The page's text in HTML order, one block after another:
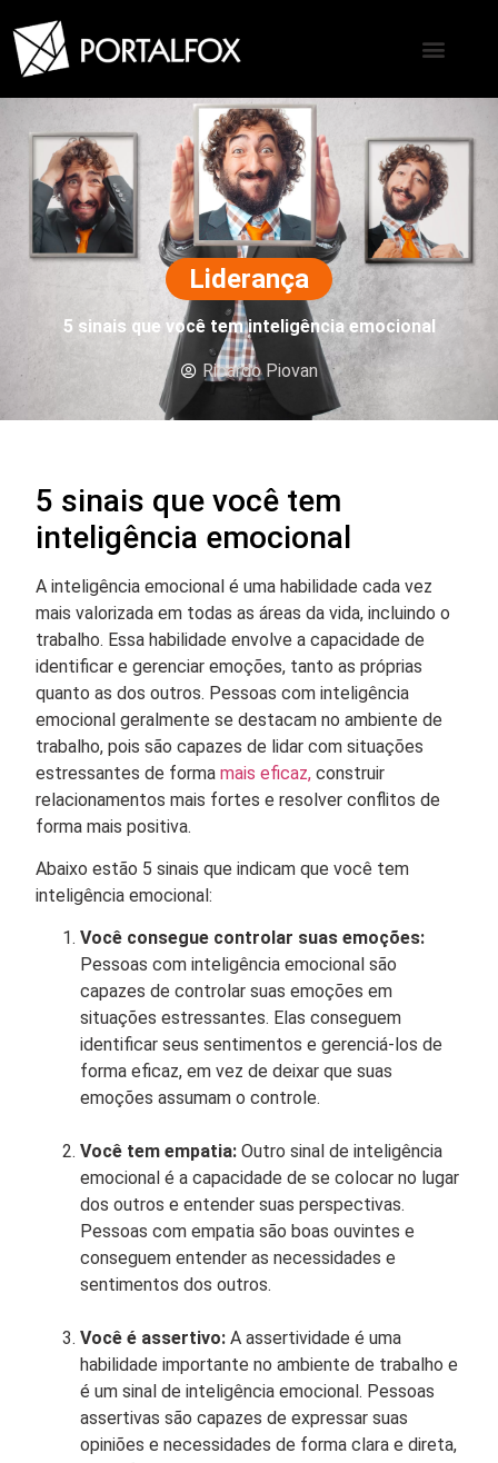
Liderança
5 sinais que você tem inteligência emocional
Ricardo Piovan
5 sinais que você tem
inteligência emocional
A inteligência emocional é uma habilidade cada vez
mais valorizada em todas as áreas da vida, incluindo o
trabalho. Essa habilidade envolve a capacidade de
identificar e gerenciar emoções, tanto as próprias
quanto as dos outros. Pessoas com inteligência
emocional geralmente se destacam no ambiente de
trabalho, pois são capazes de lidar com situações
estressantes de forma mais eficaz, construir
relacionamentos mais fortes e resolver conflitos de
forma mais positiva.
Abaixo estão 5 sinais que indicam que você tem
inteligência emocional:
Você consegue controlar suas emoções:
Pessoas com inteligência emocional são
capazes de controlar suas emoções em
situações estressantes. Elas conseguem
identificar seus sentimentos e gerenciá-los de
forma eficaz, em vez de deixar que suas
emoções assumam o controle.
Você tem empatia: Outro sinal de inteligência
emocional é a capacidade de se colocar no lugar
dos outros e entender suas perspectivas.
Pessoas com empatia são boas ouvintes e
conseguem entender as necessidades e
sentimentos dos outros.
Você é assertivo: A assertividade é uma
habilidade importante no ambiente de trabalho e
é um sinal de inteligência emocional. Pessoas
assertivas são capazes de expressar suas
opiniões e necessidades de forma clara e direta,